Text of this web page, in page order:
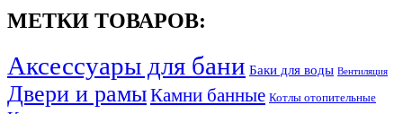
МЕТКИ ТОВАРОВ:
Аксессуары для бани Баки для воды Вентиляция
Двери и рамыКамни банные Котлы отопительные